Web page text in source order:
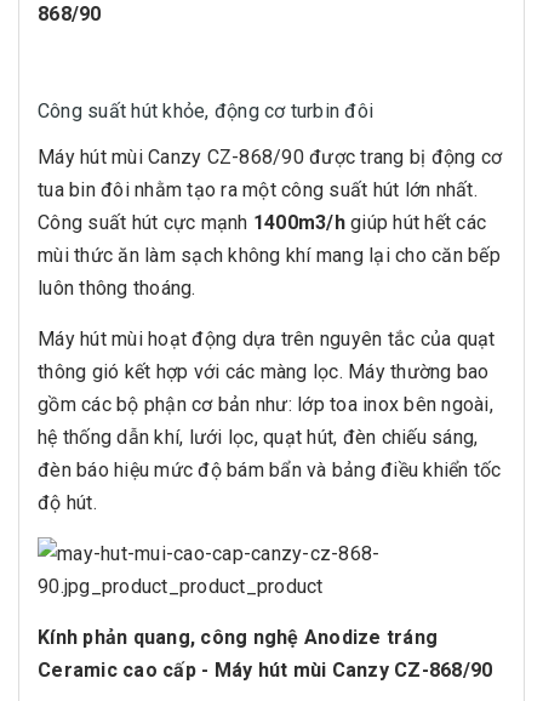
868/90
Công suất hút khỏe, động cơ turbin đôi
Máy hút mùi Canzy CZ-868/90 được trang bị động cơ
tua bin đôi nhằm tạo ra một công suất hút lớn nhất.
Công suất hút cực mạnh 1400m3/hgiúp hút hết các
mùi thức ăn làm sạch không khí mang lại cho căn bếp
luôn thông thoáng.
Máy hút mùi hoạt động dựa trên nguyên tắc của quạt
thông gió kết hợp với các màng lọc. Máy thường bao
gồm các bộ phận cơ bản như: lớp toa inox bên ngoài,
hệ thống dẫn khí, lưới lọc, quạt hút, đèn chiếu sáng,
đèn báo hiệu mức độ bám bẩn và bảng điều khiển tốc
độ hút.
Kính phản quang, công nghệ Anodize tráng
Ceramic cao cấp - Máy hút mùi Canzy CZ-868/90